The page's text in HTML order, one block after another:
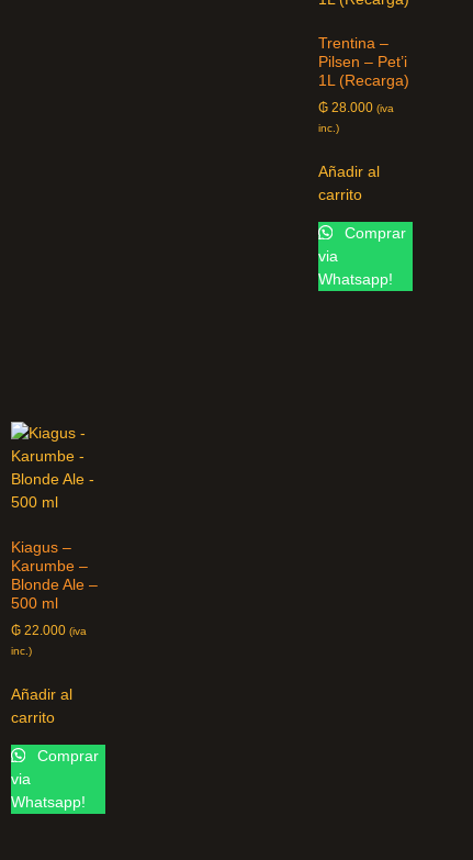
Trentina –
Pilsen – Pet’i
1L (Recarga)
₲ 28.000 (iva
inc.)
Añadir al
carrito
Comprar
via
Whatsapp!
Kiagus –
Karumbe –
Blonde Ale –
500 ml
₲ 22.000 (iva
inc.)
Añadir al
carrito
Comprar
via
Whatsapp!